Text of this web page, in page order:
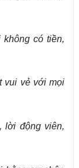
không có tiền,
vui vẻ với mọi
lời động viên,